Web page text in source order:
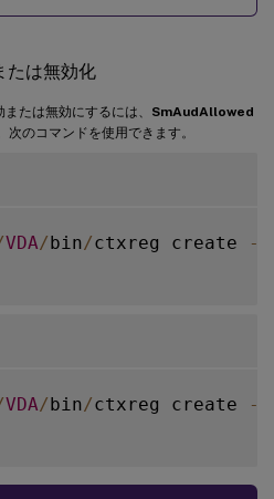
たは無効化
たは無効にするには、 SmAudAllowed
次のコマンドを使用できます。
VDA/bin/ctxreg create -
VDA/bin/ctxreg create -